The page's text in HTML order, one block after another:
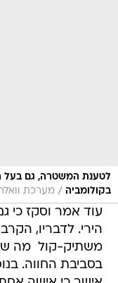
לטענת המשטרה, גם בעל
בקולומביה / מערכת
עוד אמר וסקז כי
הירי. לדבריו,
משתיק-קול  מה
בסביבת החווה.